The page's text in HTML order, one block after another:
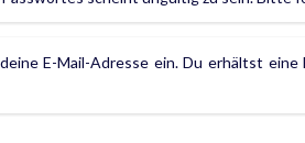
E-Mail-Adresse ein. Du erhältst